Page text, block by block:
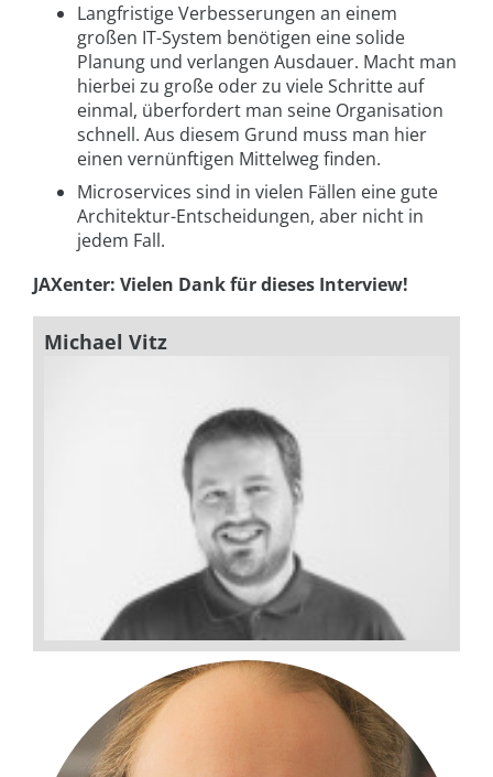
Langfristige Verbesserungen an einem
großen IT-System benötigen eine solide
Planung und verlangen Ausdauer. Macht man
hierbei zu große oder zu viele Schritte auf
einmal, überfordert man seine Organisation
schnell. Aus diesem Grund muss man hier
einen vernünftigen Mittelweg finden.
Microservices sind in vielen Fällen eine gute
Architektur-Entscheidungen, aber nicht in
jedem Fall.
JAXenter: Vielen Dank für dieses Interview!
Michael Vitz